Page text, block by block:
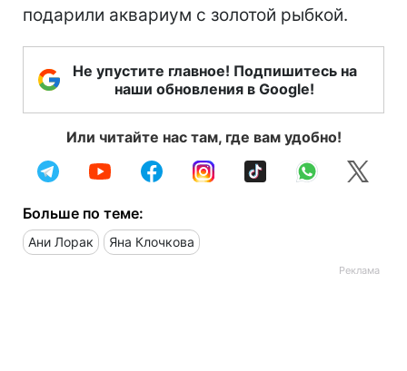
подарили аквариум с золотой рыбкой.
Не упустите главное! Подпишитесь на
наши обновления в Google!
Или читайте нас там, где вам удобно!
Больше по теме:
Ани Лорак Яна Клочкова